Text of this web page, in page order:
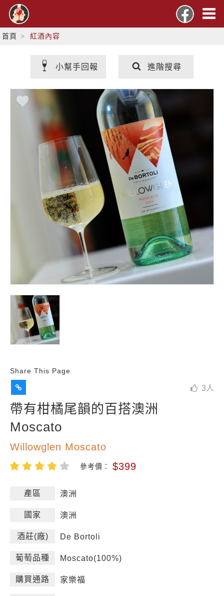
首頁 紅酒內容
小幫手回報 進階搜尋
Share This Page
3 人
帶有柑橘尾韻的百搭澳洲
Moscato
Willowglen Moscato
參考價： $399
產區 澳洲
國家 澳洲
酒莊(廠) De Bortoli
葡萄品種 Moscato(100%)
購買通路 家樂福